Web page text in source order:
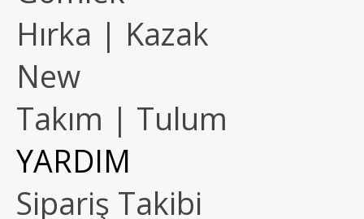
Hırka | Kazak
New
Takım | Tulum
YARDIM
Sipariş Takibi